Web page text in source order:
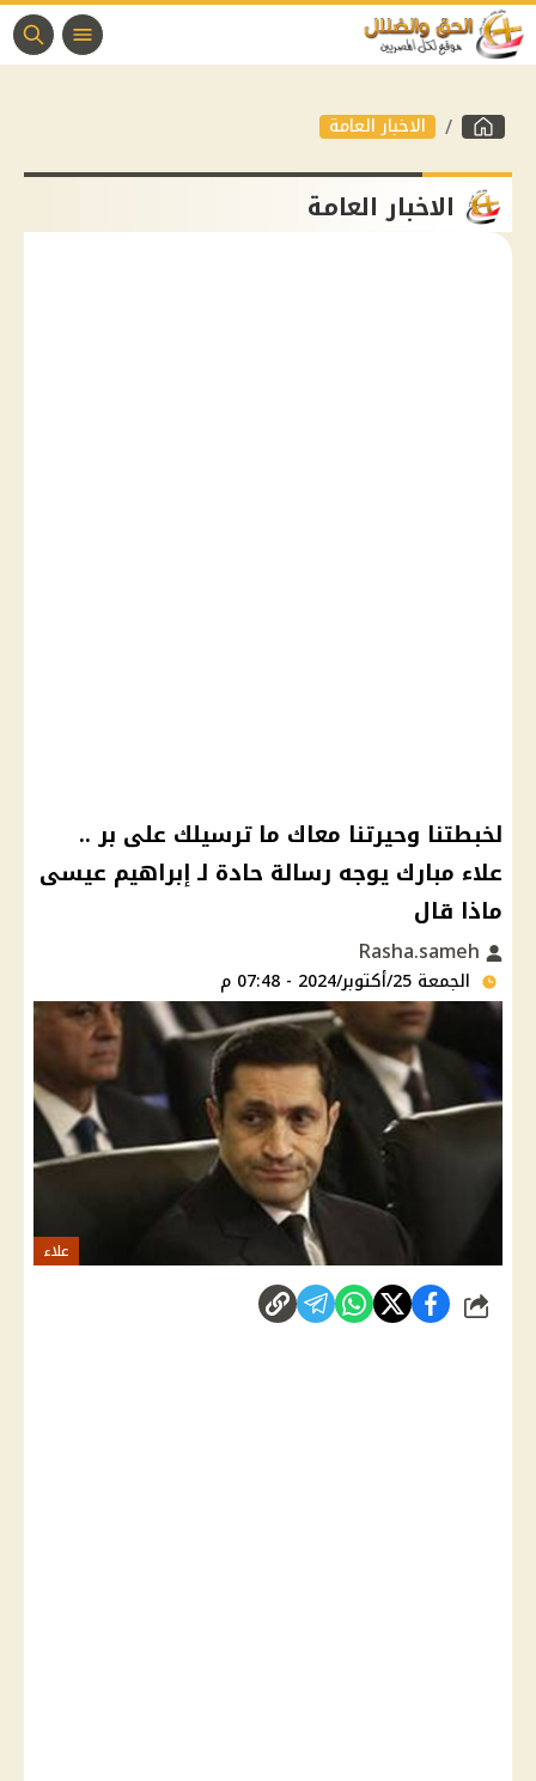
الاخبار العامة
الاخبار العامة
لخبطتنا وحيرتنا معاك ما ترسيلك على بر ..
علاء مبارك يوجه رسالة حادة لـ إبراهيم عيسى
ماذا قال
الجمعة 25/أكتوبر/2024 - 07:48 م
علاء
شارك